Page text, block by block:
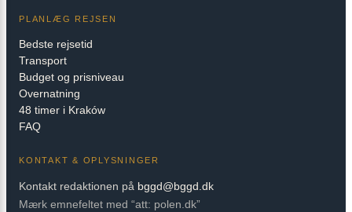
PLANLÆG REJSEN
Bedste rejsetid
Transport
Budget og prisniveau
Overnatning
48 timer i Kraków
FAQ
KONTAKT & OPLYSNINGER
Kontakt redaktionen på bggd@bggd.dk
Mærk emnefeltet med “att: polen.dk”